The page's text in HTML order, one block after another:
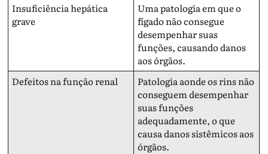
Insuficiência hepática
grave
Uma patologia em que o
fígado não consegue
desempenhar suas
funções, causando danos
aos órgãos.
Defeitos na função renal
Patologia aonde os rins não
conseguem desempenhar
suas funções
adequadamente, o que
causa danos sistêmicos aos
órgãos.